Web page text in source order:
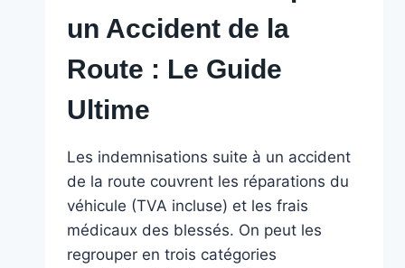
un Accident de la
Route : Le Guide
Ultime
Les indemnisations suite à un accident
de la route couvrent les réparations du
véhicule (TVA incluse) et les frais
médicaux des blessés. On peut les
regrouper en trois catégories